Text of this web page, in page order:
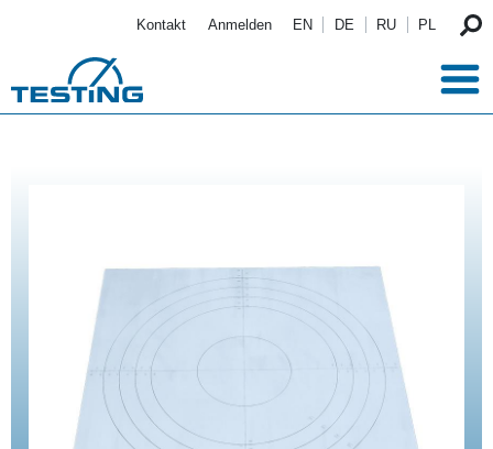
Kontakt Anmelden EN DE RU PL